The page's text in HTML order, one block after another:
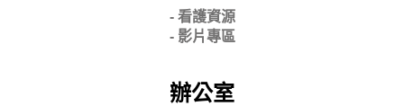
- 看護資源
- 影片專區
辦公室